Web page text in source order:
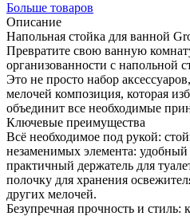
Больше товаров
Описание
Напольная стойка для ванной
Превратите свою ванную
организованности с напольной
Это не просто набор
мелочей композиция, которая
объединит все необходимые
Ключевые преимущества
Всё необходимое под рукой:
незаменимых элемента:
практичный держатель для
полочку для хранения
других мелочей.
Безупречная прочность и стиль: